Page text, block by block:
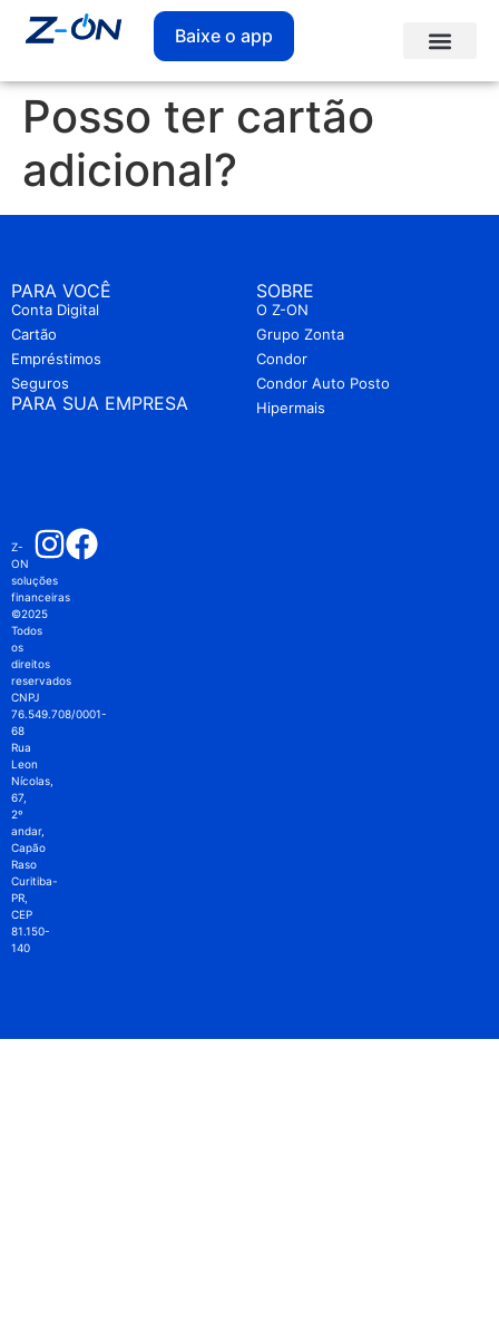
Baixe o app
Posso ter cartão
adicional?
PARA VOCÊ
Conta Digital
Cartão
Empréstimos
Seguros
PARA SUA EMPRESA
SOBRE
O Z-ON
Grupo Zonta
Condor
Condor Auto Posto
Hipermais
Z-
ON
soluções
financeiras
©2025
Todos
os
direitos
reservados
CNPJ
76.549.708/0001-
68
Rua
Leon
Nícolas,
67,
2º
andar,
Capão
Raso
Curitiba-
PR,
CEP
81.150-
140